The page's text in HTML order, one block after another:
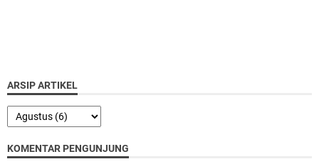
ARSIP ARTIKEL
KOMENTAR PENGUNJUNG